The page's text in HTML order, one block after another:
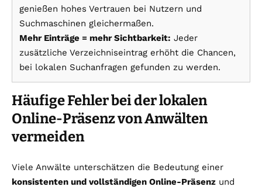
genießen hohes Vertrauen bei Nutzern und
Suchmaschinen gleichermaßen.
Mehr Einträge = mehr Sichtbarkeit: Jeder
zusätzliche Verzeichniseintrag erhöht die Chancen,
bei lokalen Suchanfragen gefunden zu werden.
Häufige Fehler bei der lokalen
Online-Präsenz von Anwälten
vermeiden
Viele Anwälte unterschätzen die Bedeutung einer
konsistenten und vollständigen Online-Präsenz und